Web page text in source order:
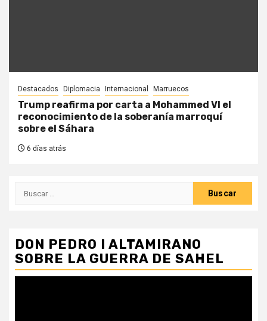
Destacados Diplomacia Internacional Marruecos
Trump reafirma por carta a Mohammed VI el
reconocimiento de la soberanía marroquí
sobre el Sáhara
6 días atrás
Buscar:
DON PEDRO I ALTAMIRANO
SOBRE LA GUERRA DE SAHEL